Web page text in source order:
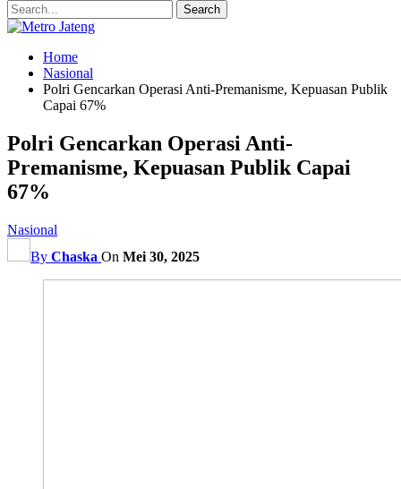
Home
Nasional
Polri Gencarkan Operasi Anti-Premanisme, Kepuasan Publik
Capai 67%
Polri Gencarkan Operasi Anti-
Premanisme, Kepuasan Publik Capai
67%
Nasional
By Chaska On Mei 30, 2025